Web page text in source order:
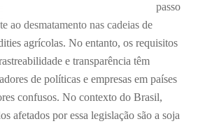
passo
ao desmatamento nas cadeias de
agrícolas. No entanto, os requisitos
e transparência têm
de políticas e empresas em países
confusos. No contexto do Brasil,
afetados por essa legislação são a soja